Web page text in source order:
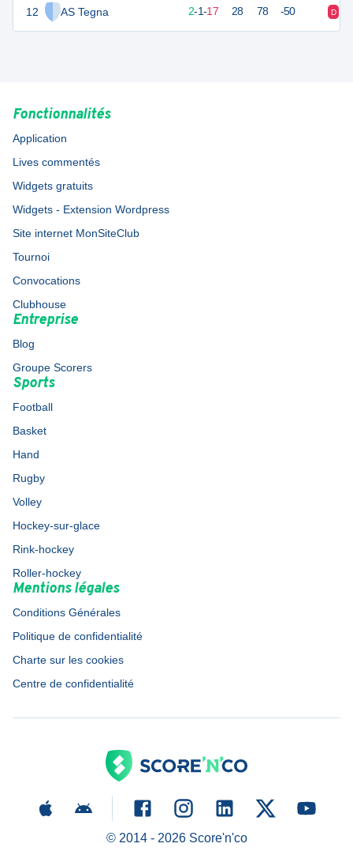
12 AS Tegna 2-1-17 28 78 -50 D
Fonctionnalités
Application
Lives commentés
Widgets gratuits
Widgets - Extension Wordpress
Site internet MonSiteClub
Tournoi
Convocations
Clubhouse
Entreprise
Blog
Groupe Scorers
Sports
Football
Basket
Hand
Rugby
Volley
Hockey-sur-glace
Rink-hockey
Roller-hockey
Mentions légales
Conditions Générales
Politique de confidentialité
Charte sur les cookies
Centre de confidentialité
© 2014 - 2026Score'n'co